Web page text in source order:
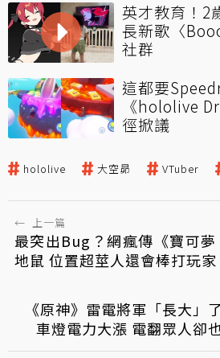
英才教育！2
長新歌〈
社群
這都要
《hololive
徑掀議
hololive 大空昴 VTuber
← 上一篇
最突出Bug？網瘋傳《寶可
地鼠 位置超莖人還會棒打玩家
《原神》雷電將軍「長大」
車燈電力大漲 電翻眾人卻